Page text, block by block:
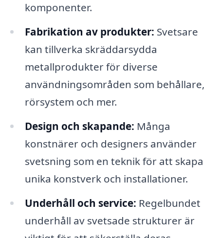
komponenter.
Fabrikation av produkter: Svetsare
kan tillverka skräddarsydda
metallprodukter för diverse
användningsområden som behållare,
rörsystem och mer.
Design och skapande: Många
konstnärer och designers använder
svetsning som en teknik för att skapa
unika konstverk och installationer.
Underhåll och service: Regelbundet
underhåll av svetsade strukturer är